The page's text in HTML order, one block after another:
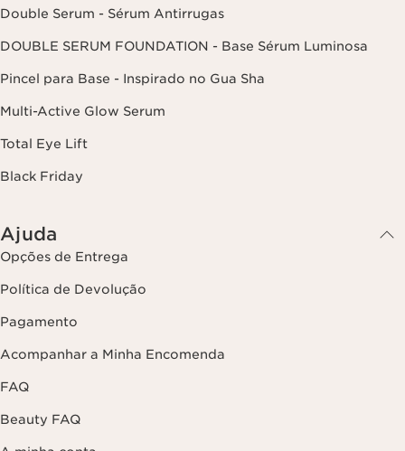
Double Serum - Sérum Antirrugas
DOUBLE SERUM FOUNDATION - Base Sérum Luminosa
Pincel para Base - Inspirado no Gua Sha
Multi-Active Glow Serum
Total Eye Lift
Black Friday
Ajuda
Opções de Entrega
Política de Devolução
Pagamento
Acompanhar a Minha Encomenda
FAQ
Beauty FAQ